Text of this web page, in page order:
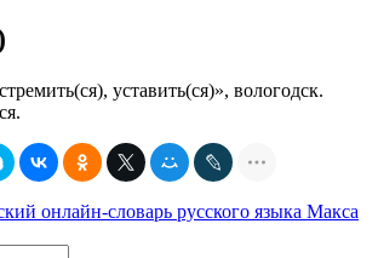
уставить(ся)», вологодск.
онлайн-словарь русского языка Макса